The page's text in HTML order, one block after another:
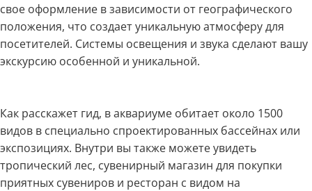
свое оформление в зависимости от географического
положения, что создает уникальную атмосферу для
посетителей. Системы освещения и звука сделают вашу
экскурсию особенной и уникальной.
Как расскажет гид, в аквариуме обитает около 1500
видов в специально спроектированных бассейнах или
экспозициях. Внутри вы также можете увидеть
тропический лес, сувенирный магазин для покупки
приятных сувениров и ресторан с видом на